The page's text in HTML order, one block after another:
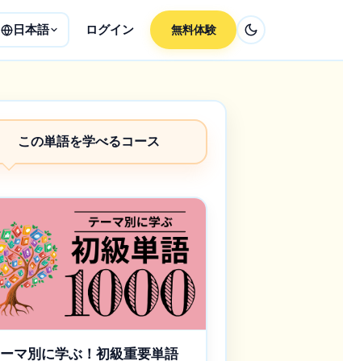
日本語 ログイン 無料体験
この単語を学べるコース
マ別に学ぶ！初級重要単語